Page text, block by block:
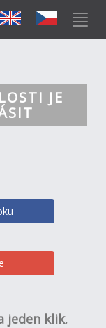
JE
jeden klik.